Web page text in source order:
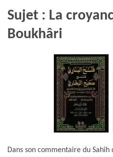
Sujet : La
Boukhâri
Dans son commentaire du